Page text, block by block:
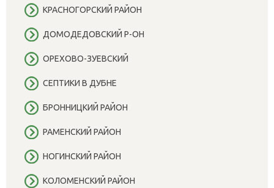
КРАСНОГОРСКИЙ РАЙОН
ДОМОДЕДОВСКИЙ Р-ОН
ОРЕХОВО-ЗУЕВСКИЙ
СЕПТИКИ В ДУБНЕ
БРОННИЦКИЙ РАЙОН
РАМЕНСКИЙ РАЙОН
НОГИНСКИЙ РАЙОН
КОЛОМЕНСКИЙ РАЙОН